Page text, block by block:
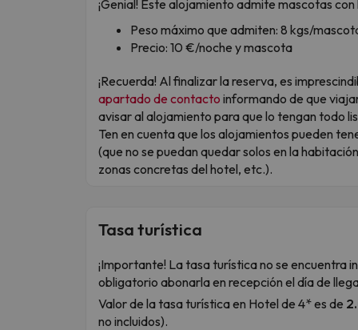
¡Genial! Este alojamiento admite mascotas
Peso máximo que admiten: 8 kgs/
Precio: 10 €/noche y mascota
¡Recuerda! Al finalizar la reserva, es
apartado de contacto informando de que
avisar al alojamiento para que lo tengan todo
Ten en cuenta que los alojamientos pueden
(que no se puedan quedar solos en la
zonas concretas del hotel, etc.).
Tasa turística
¡Importante! La tasa turística no se encuentra
obligatorio abonarla en recepción el día de
Valor de la tasa turística en Hotel de 4* es de
no incluidos).